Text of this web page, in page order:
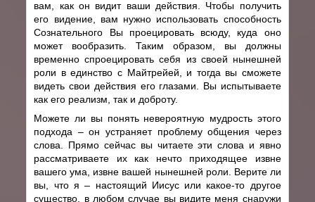
вам, как он видит ваши действия. Чтобы получить
его видение, вам нужно использовать способность
Сознательного Вы проецировать всюду, куда оно
может вообразить. Таким образом, вы должны
временно спроецировать себя из своей нынешней
роли в единство с Майтрейей, и тогда вы сможете
видеть свои действия его глазами. Вы испытываете
как его реализм, так и доброту.
Можете ли вы понять невероятную мудрость этого
подхода – он устраняет проблему общения через
слова. Прямо сейчас вы читаете эти слова и явно
рассматриваете их как нечто приходящее извне
вашего ума, извне вашей нынешней роли. Верите ли
вы, что я – настоящий Иисус или какое-то другое
существо, в любом случае вы видите меня снаружи